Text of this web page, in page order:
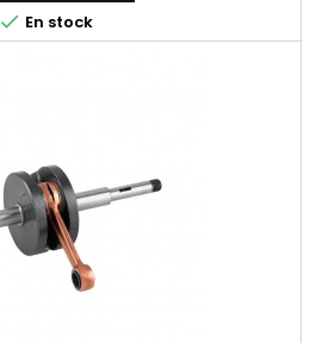
 En stock